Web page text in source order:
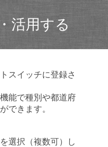
活用する
スイッチに登録さ
能で種別や都道府
できます。
選択（複数可）し